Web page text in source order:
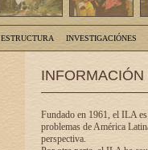
ESTRUCTURA INVESTIGACIÓNES
Fundado en 1961, el ILA
problemas de América
perspectiva.